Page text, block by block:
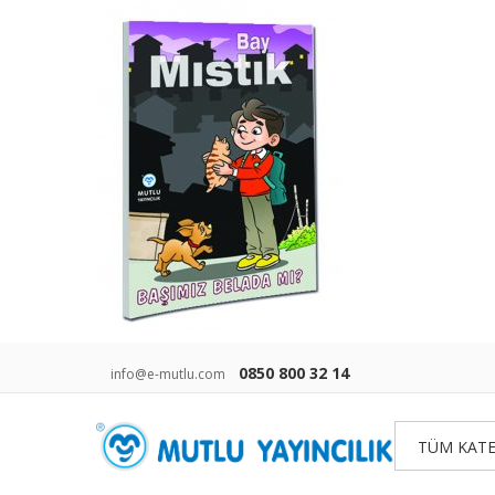
info@e-mutlu.com 0850 800 32 14
TÜM